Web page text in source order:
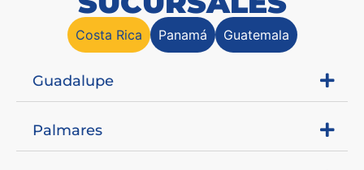
Costa Rica Panamá Guatemala
Guadalupe
Palmares